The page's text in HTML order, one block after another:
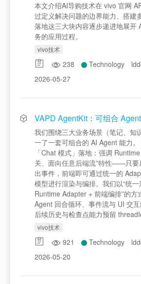
本文介绍AI导购技术在 vivo 官网
过定义解决问题的边界能力、搭建
落地这三大块内容逐步递进地展开
务的应用过程。
vivo技术
238 Technology
2026-05-27
VAPD AgentKit：可组合
我们围绕三大业务场景（笔记、知
一了一套可组合的 AI Agent 能力
「Chat 模式」落地：强调
关、面向任意后端流”特性——只要
出事件，前端即可通过统一的
模型进行渲染与编排。我们以“统
Runtime Adapter + 前端编排”的方
Agent 回合循环、事件流与 UI 交
后续历史与检查点能力预留
vivo技术
921 Technology
2026-05-20